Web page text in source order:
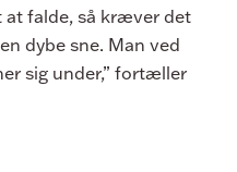
at falde, så kræver det
dybe sne. Man ved
sig under,” fortæller